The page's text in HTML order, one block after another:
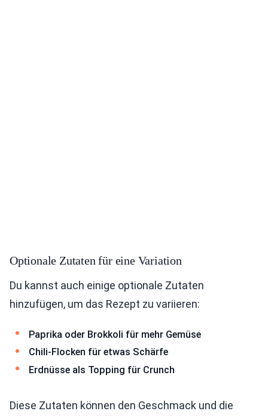
Optionale Zutaten für eine Variation
Du kannst auch einige optionale Zutaten
hinzufügen, um das Rezept zu variieren:
Paprika oder Brokkoli für mehr Gemüse
Chili-Flocken für etwas Schärfe
Erdnüsse als Topping für Crunch
Diese Zutaten können den Geschmack und die